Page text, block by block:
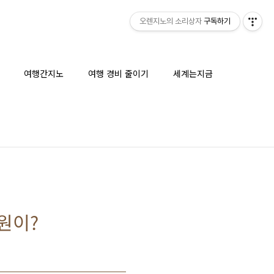
여행간지노 여행 경비 줄이기 세계는지금
이?
오렌지노의 소리상자 구독하기